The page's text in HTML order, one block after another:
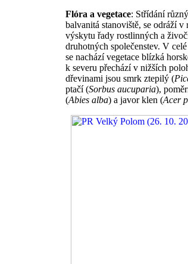
Flóra a vegetace: Střídání
balvanitá stanoviště, se odráží
výskytu řady rostlinných a
druhotných společenstev. V
se nachází vegetace blízká
k severu přechází v nižších
dřevinami jsou smrk ztepilý (
ptačí (Sorbus aucuparia),
(Abies alba) a javor klen (Acer